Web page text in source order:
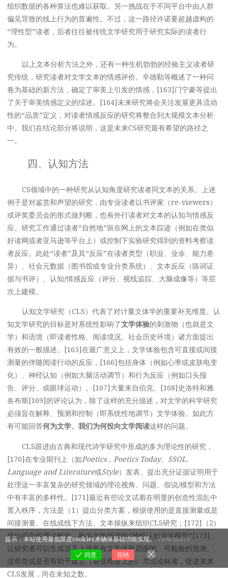
组织数据的各种算法也难以获取。另一挑战在于不同平台中由人群
偏见导致的线上行为的普遍性。不过，这一路径许诺要超越虚构的
“理性型”读者，后者往往被传统文学研究用于研究实际的读者行
为。
以上文本分析方法之外，还有一种生机勃勃的经验主义读者研
究传统，研究读者对文学文本的情感评价。辛德勒等概述了一种问
卷为基础的新方法，确定了审美上引发的情感，[163]门宁豪等提出
了关于审美情感定义的综述。[164]未来研究将会关注发展更具流动
性的“品质”定义，对读者情感反应的研究将整合到大规模文本分析
中。我们在结论部分将说明，这是未来CS研究最有希望的路径之
一。
四、认知方法
CS领域中的一种研究从认知角度研究读者同文本的关系。上述
例子是对鉴赏和声望的研究，由专业读者以书评家（re-viewers）
或评奖委员会的形式做判断，也有外行读者对文本的认知与情感反
应。研究工作通过读者“自然地”留在网上的文本踪迹（例如在类似
好读网或者亚马逊等平台上）或控制下实验研究得到的资料考察读
者反应。此处“读者”及其“反应”在读者类型（职业、业余、能力差
异）、社会元数据（图书馆或专业分类系统）、文本反应（陈词证
据与书评）、认知/情感反应（评分、视线追踪、大脑成像等）等层
次上建模。
认知文学研究（CLS）代表了对计量文体学的重要补充维度。认
知文学研究的目标是对系统性影响了文学体验的刺激物（也就是文
学）和语境（即读者性格、阅读境况、社会历史环境）诸方面提出
有效的一般描述。[165]在最广意义上，文学体验包含可直接或间接
测量的伴随阅读行动的反应，[166]包括身体（例如心率或皮肤电变
化）、神经认知（例如大脑活动调节）和行为反应（例如口头报
告、评分、或眼球运动）。[167]大量来自伯克、[168]史洛特和雅
各布斯[169]的评论认为，除了这样的充分描述，对文学的科学研究
必须旨在解释、预测和控制（即系统性地调节）文学体验。如此方
有可能回答何为文学、我们为何投向文学阅读这样的问题。
CLS跟进由古典和现代诗学研究中形成的多为理论性的研究，
[170]在专业期刊上（如Poetics， Poetics Today、 SSOL
Language and Literature或Style）发表、提出充分证据证明用于
处理这一丰富复杂的研究领域的理论视角、问题、假说/模型和方法
中有丰富的多样性。[171]最近有些论文试着在明显的创造性混乱中
置入秩序，方法是（1）提出分类方案，根据使用的是直接测量或是
间接测量、在线或线下方法、文本操纵来组织CLS研究；[172]（2）
提出综合性理论框架，称为文学阅读的“神经认知诗学模型”[173]，
让研究者可以生成涉及上述所有文学体验层面的、可检验的预测。
这些尝试是否有助于建立（最低程度上的）方法论标准，促进未来
CLS发展，尚在未知之数。
提示：本站使用最低限度cookies来确保基础功能实现。View more
同意
拒绝